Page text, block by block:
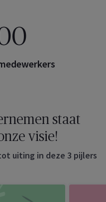
staat
visie!
uiting in deze 3 pijlers